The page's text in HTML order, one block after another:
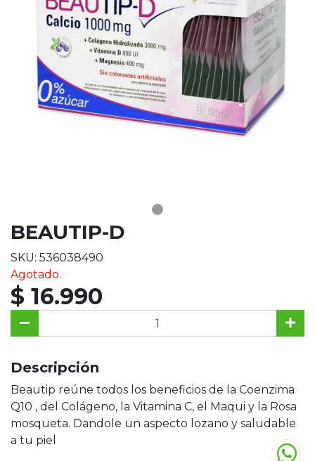
BEAUTIP-D
SKU: 536038490
Agotado.
$ 16.990
Descripción
Beautip reúne todos los beneficios de la Coenzima
Q10 , del Colágeno, la Vitamina C, el Maqui y la Rosa
mosqueta. Dandole un aspecto lozano y saludable
a tu piel